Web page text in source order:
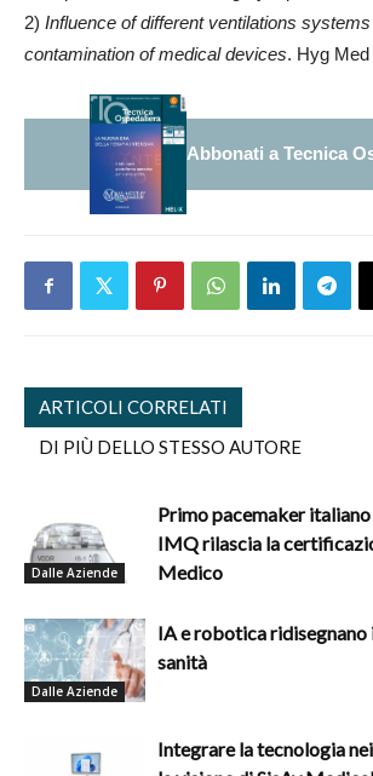
2) Influence of different ventilations
contamination of medical devices. Hyg
Abbonati a Tecnica
ARTICOLI CORRELATI
DI PIÙ DELLO STESSO AUTORE
Dalle Aziende
Primo pacemaker
IMQ rilascia la
Medico
Dalle Aziende
IA e robotica
sanità
Integrare la tecnologia